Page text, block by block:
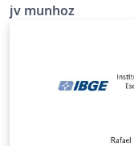
jv munhoz